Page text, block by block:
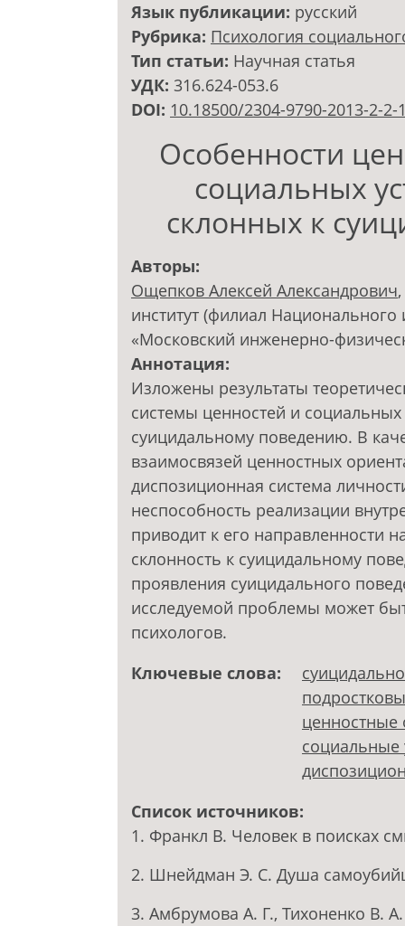
Язык публикации: русский
Рубрика: Психология
Тип статьи: Научная статья
УДК: 316.624-053.6
DOI: 10.18500/2304-9790-2013-2-2-
Особенности
социальных
склонных к
Авторы:
Ощепков Алексей Александрович
институт (филиал Национального
«Московский инженерно-
Аннотация:
Изложены результаты
системы ценностей и
суицидальному поведению. В
взаимосвязей ценностных
диспозиционная система
неспособность реализации
приводит к его направленности
склонность к суицидальному
проявления суицидального
исследуемой проблемы может
психологов.
Ключевые слова:
ценностные
социальные
Список источников:
1. Франкл В. Человек в поисках
2. Шнейдман Э. С. Душа
3. Амбрумова А. Г., Тихоненко В.